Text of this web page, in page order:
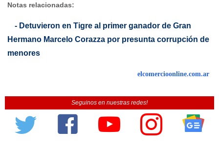
Notas relacionadas:
- Detuvieron en Tigre al primer ganador de Gran
Hermano Marcelo Corazza por presunta corrupción de
menores
elcomercioonline.com.ar
Seguinos en nuestras redes!